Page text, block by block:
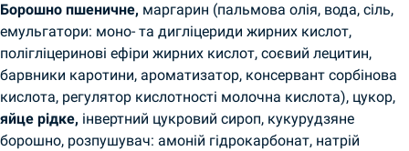
Борошно пшеничне, маргарин (пальмова олія, вода, сіль,
емульгатори: моно- та дигліцериди жирних кислот,
полігліцеринові ефіри жирних кислот, соєвий лецитин,
барвники каротини, ароматизатор, консервант сорбінова
кислота, регулятор кислотності молочна кислота), цукор,
яйце рідке, інвертний цукровий сироп, кукурудзяне
борошно, розпушувач: амоній гідрокарбонат, натрій